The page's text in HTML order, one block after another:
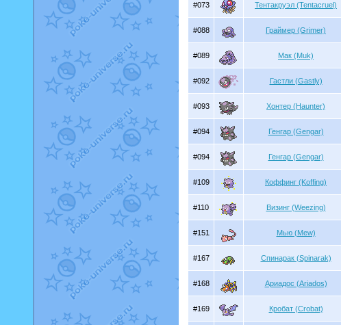
#073 Тентакруэл (Tentacruel)
#088 Граймер (Grimer)
#089 Мак (Muk)
#092 Гастли (Gastly)
#093 Хонтер (Haunter)
#094 Генгар (Gengar)
#094 Генгар (Gengar)
#109 Коффинг (Koffing)
#110 Визинг (Weezing)
#151 Мью (Mew)
#167 Спинарак (Spinarak)
#168 Ариадос (Ariados)
#169 Кробат (Crobat)